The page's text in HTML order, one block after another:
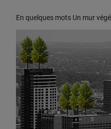
En quelques mots Un mur